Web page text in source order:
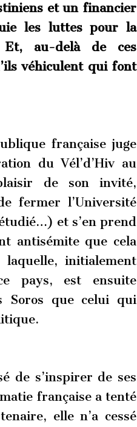
et un financier
les luttes pour la
Et, au-delà de ces
véhiculent qui font
française juge
du Vél’d’Hiv au
de son invité,
fermer l’Université
et s’en prend
antisémite que cela
initialement
pays, est ensuite
Soros que celui qui
de s’inspirer de ses
française a tenté
elle n’a cessé